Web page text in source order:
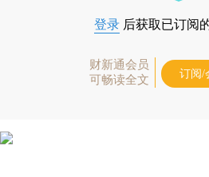
登录 后获取已订阅
财新通会员
可畅读全文
订阅/